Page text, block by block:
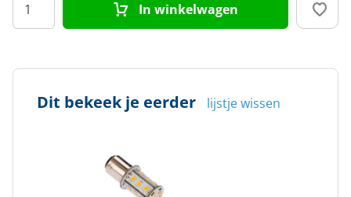
In winkelwagen
Dit bekeek je eerder lijstje wissen